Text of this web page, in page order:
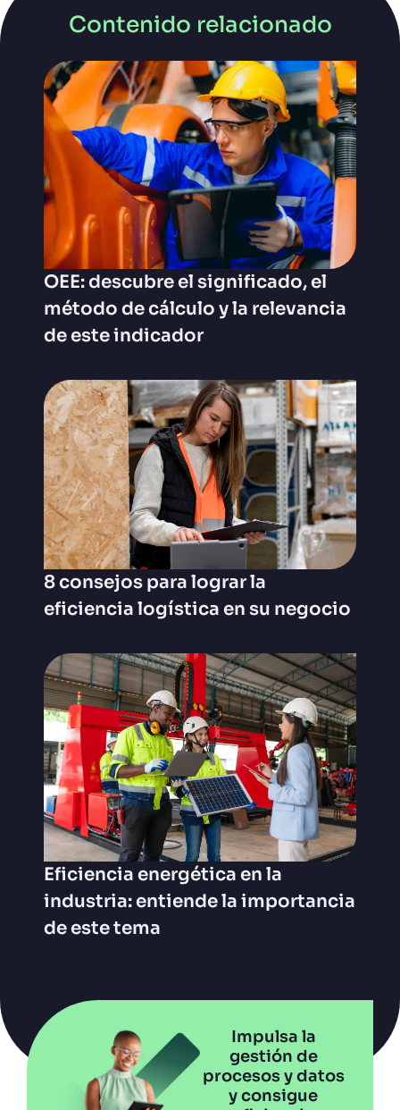
Contenido relacionado
OEE: descubre el significado, el
método de cálculo y la relevancia
de este indicador
8 consejos para lograr la
eficiencia logística en su negocio
Eficiencia energética en la
industria: entiende la importancia
de este tema
Impulsa la
gestión de
procesos y datos
y consigue